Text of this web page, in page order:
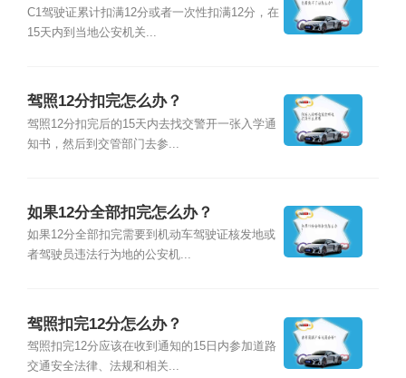
C1驾驶证累计扣满12分或者一次性扣满12分，在
15天内到当地公安机关...
驾照12分扣完怎么办？
驾照12分扣完后的15天内去找交警开一张入学通
知书，然后到交管部门去参...
如果12分全部扣完怎么办？
如果12分全部扣完需要到机动车驾驶证核发地或
者驾驶员违法行为地的公安机...
驾照扣完12分怎么办？
驾照扣完12分应该在收到通知的15日内参加道路
交通安全法律、法规和相关...